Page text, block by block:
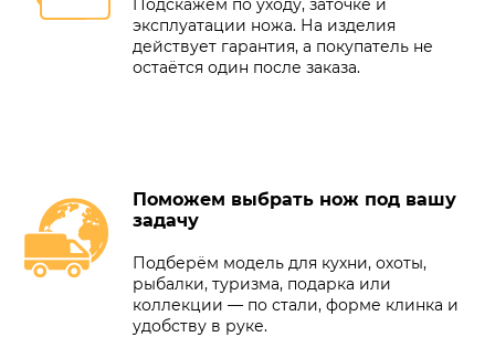
Подскажем по уходу, заточке и
эксплуатации ножа. На изделия
действует гарантия, а покупатель не
остаётся один после заказа.
Поможем выбрать нож под вашу
задачу
Подберём модель для кухни, охоты,
рыбалки, туризма, подарка или
коллекции — по стали, форме клинка и
удобству в руке.